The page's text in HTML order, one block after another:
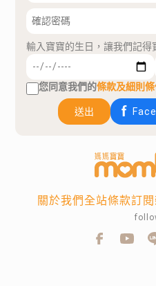
輸入寶寶的生日，讓我們記得
您同意我們的條款及細則
送出
關於我們全站條款訂